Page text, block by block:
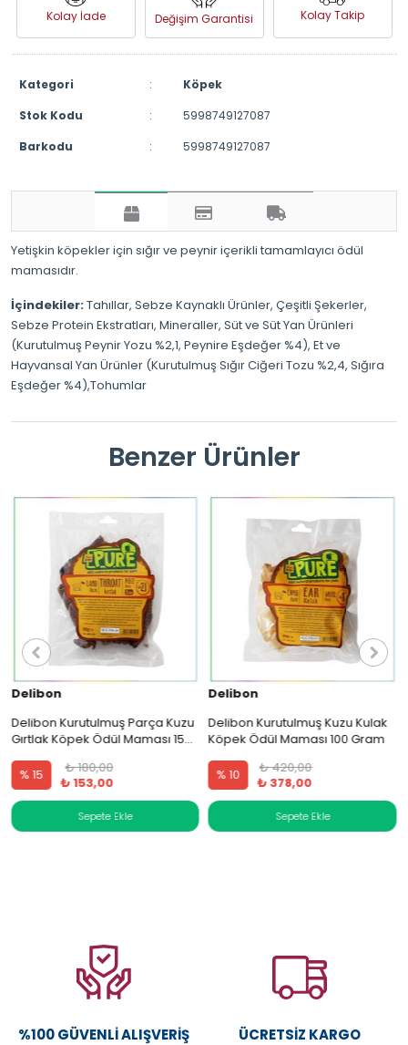
Kolay İade Değişim Garantisi Kolay Takip
Kategori :
Köpek
Stok Kodu
:
5998749127087
Barkodu
: 5998749127087
Yetişkin köpekler için sığır ve peynir içerikli tamamlayıcı ödül
mamasıdır.
İçindekiler:Tahıllar, Sebze Kaynaklı Ürünler, Çeşitli Şekerler,
Sebze Protein Ekstratları, Mineraller, Süt ve Süt Yan Ürünleri
(Kurutulmuş Peynir Yozu %2,1, Peynire Eşdeğer %4), Et ve
Hayvansal Yan Ürünler (Kurutulmuş Sığır Ciğeri Tozu %2,4, Sığıra
Eşdeğer %4),Tohumlar
Benzer Ürünler
Delibon
Delibon Kurutulmuş Parça Kuzu
Gırtlak Köpek Ödül Maması 15
% 15
₺ 180,00
₺ 153,00
Delibon
Delibon Kurutulmuş Kuzu Kulak
Köpek Ödül Maması 100 Gram
% 10
₺ 420,00
₺ 378,00
%100 GÜVENLI ALIŞVERIŞ ÜCRETSIZ KARGO